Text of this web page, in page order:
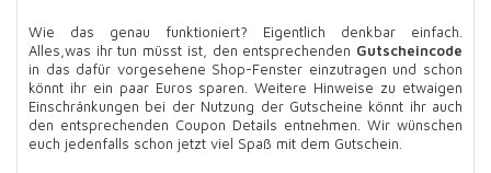
Wie das genau funktioniert? Eigentlich denkbar einfach.
Alles,was ihr tun müsst ist, den entsprechenden Gutscheincode
in das dafür vorgesehene Shop-Fenster einzutragen und schon
könnt ihr ein paar Euros sparen. Weitere Hinweise zu etwaigen
Einschränkungen bei der Nutzung der Gutscheine könnt ihr auch
den entsprechenden Coupon Details entnehmen. Wir wünschen
euch jedenfalls schon jetzt viel Spaß mit dem Gutschein.